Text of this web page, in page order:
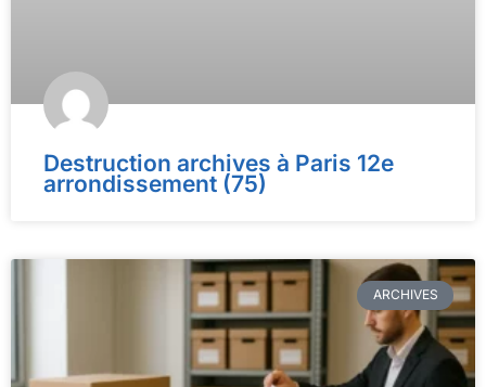
Destruction archives à Paris 12e
arrondissement (75)
ARCHIVES